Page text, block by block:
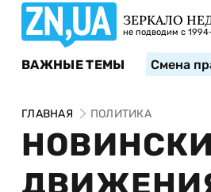
ЗЕРКАЛО
не подводим с
ВАЖНЫЕ ТЕМЫ Смена
ГЛАВНАЯ ПОЛИТИКА